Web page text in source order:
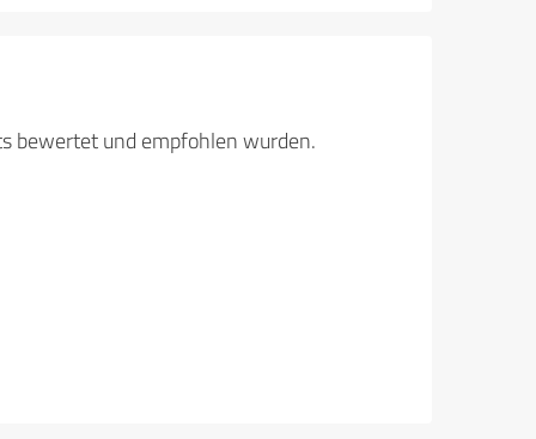
bewertet und empfohlen wurden.